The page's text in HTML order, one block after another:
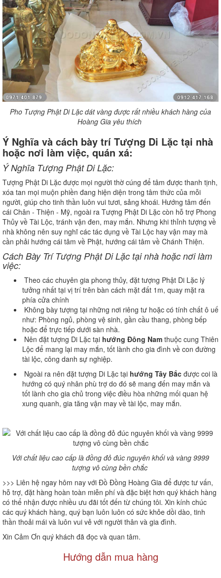
Pho Tượng Phật Di Lặc dát vàng được rất nhiều khách hàng của
Hoàng Gia yêu thích
Ý Nghĩa và cách bày trí Tượng Di Lặc tại nhà
hoặc nơi làm việc, quán xá:
Ý Nghĩa Tượng Phật Di Lặc:
Tượng Phật Di Lặc được mọi người thờ cúng để tâm được thanh tịnh,
xóa tan mọi muộn phiền đang hiện diện trong tâm thức của mỗi
người, giúp cho tinh thần luôn vui tươi, sảng khoái. Hướng tâm đến
cái Chân - Thiện - Mỹ, ngoài ra Tượng Phật Di Lặc còn hỗ trợ Phong
Thủy về Tài Lộc, tránh vận đen, may mắn. Nhưng khi thỉnh tượng về
nhà không nên suy nghĩ các tác dụng về Tài Lộc hay vận may mà
cần phải hướng cái tâm về Phật, hướng cái tâm về Chánh Thiện.
Cách Bày Trí Tượng Phật Di Lặc tại nhà hoặc nơi làm
việc:
Theo các chuyên gia phong thủy, đặt tượng Phật Di Lặc lý
tưởng nhất tại vị trí trên bàn cách mặt đất 1m, quay mặt ra
phía cửa chính
Không bày tượng tại những nơi riêng tư hoặc có tính chất ô uế
như: Phòng ngủ, phòng vệ sinh, gần cầu thang, phòng bếp
hoặc để trực tiếp dưới sàn nhà.
Nên đặt tượng Di Lặc tại hướng Đông Nam thuộc cung Thiên
Lộc để mang lại may mắn, tốt lành cho gia đình về con đường
tài lộc, công danh sự nghiệp.
Ngoài ra nên đặt tượng Di Lặc tại hướng Tây Bắc được coi là
hướng có quý nhân phù trợ do đó sẽ mang đến may mắn và
tốt lành cho gia chủ trong việc điều hòa những mối quan hệ
xung quanh, gia tăng vận may về tài lộc, may mắn.
Với chất liệu cao cấp là đồng đỏ đúc nguyên khối và vàng 9999
tượng vô cùng bền chắc
>>> Liên hệ ngay hôm nay với Đồ Đồng Hoàng Gia để được tư vấn,
hỗ trợ, đặt hàng hoàn toàn miễn phí và đặc biệt hơn quý khách hàng
có thể nhận được nhiều ưu đãi tốt đến từ chúng tôi. Xin kính chúc
các quý khách hàng, quý bạn luôn luôn có sức khỏe dồi dào, tinh
thần thoải mái và luôn vui vẻ với người thân và gia đình.
Xin Cảm Ơn quý khách đã đọc và quan tâm.
Hướng dẫn mua hàng